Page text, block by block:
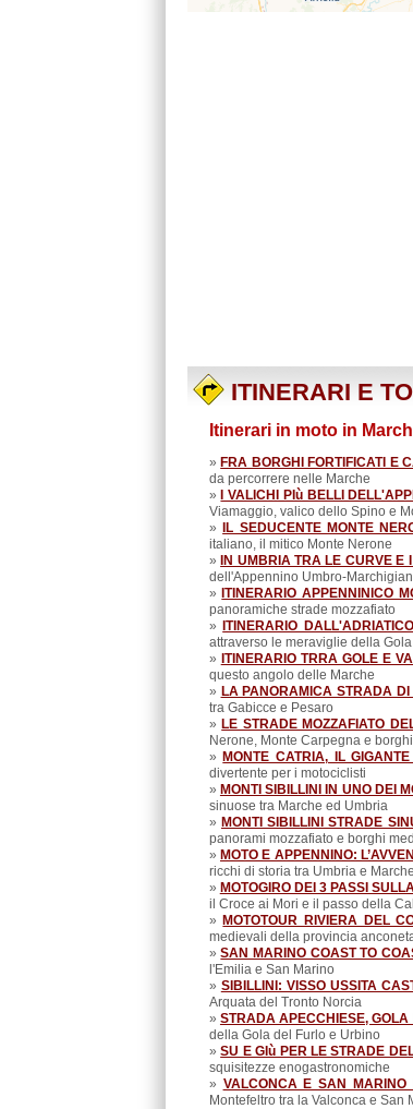
ITINERARI E
Itinerari in moto in
» FRA BORGHI FORTIFICATI E
da percorrere nelle Marche
»
I VALICHI PIù BELLI
Viamaggio, valico dello Spino e
»
IL SEDUCENTE MONTE
italiano, il mitico Monte Nerone
»
IN UMBRIA TRA LE CURVE E
dell'Appennino Umbro-
» ITINERARIO APPENNINICO
panoramiche strade mozzafiato
»
ITINERARIO
attraverso le meraviglie della
» ITINERARIO TRRA GOLE E
questo angolo delle Marche
» LA PANORAMICA STRADA
tra Gabicce e Pesaro
» LE STRADE MOZZAFIATO
Nerone, Monte Carpegna e
» MONTE CATRIA, IL
divertente per i motociclisti
» MONTI SIBILLINI IN UNO DEI
sinuose tra Marche ed Umbria
» MONTI SIBILLINI STRADE
panorami mozzafiato e borghi
» MOTO E APPENNINO:
ricchi di storia tra Umbria e
» MOTOGIRO DEI 3 PASSI
il Croce ai Mori e il passo della
» MOTOTOUR RIVIERA DEL
medievali della provincia
»SAN MARINO COAST TO
l'Emilia e San Marino
» SIBILLINI: VISSO USSITA
Arquata del Tronto Norcia
» STRADA APECCHIESE,
della Gola del Furlo e Urbino
»SU E GIù PER LE STRADE
squisitezze enogastronomiche
» VALCONCA E SAN MARINO
Montefeltro tra la Valconca e San